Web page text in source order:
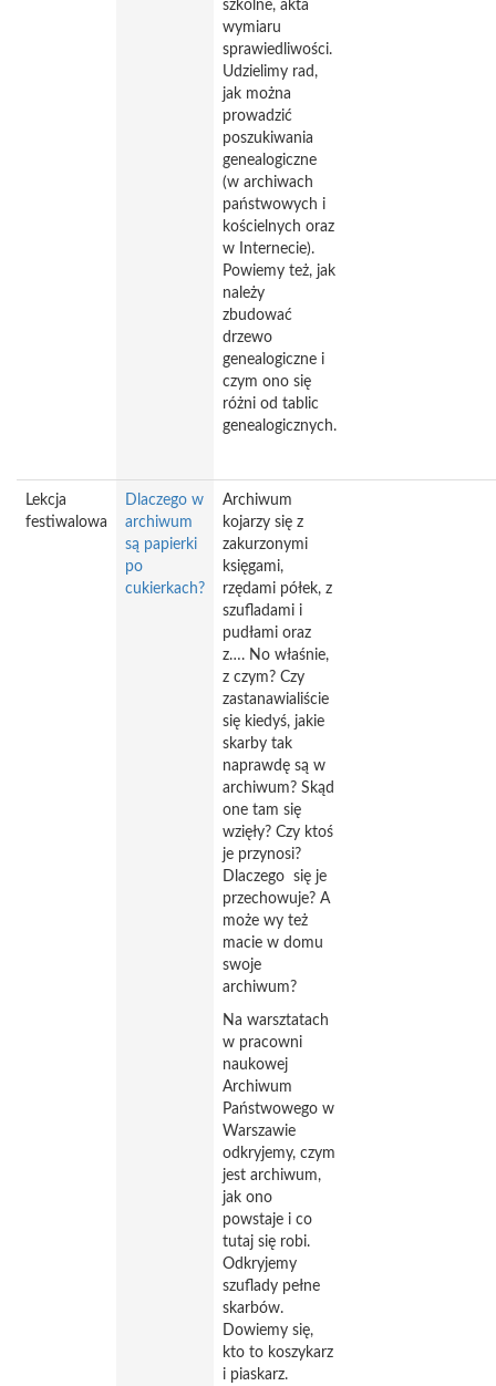
szkolne, akta
wymiaru
sprawiedliwości.
Udzielimy rad,
jak można
prowadzić
poszukiwania
genealogiczne
(w archiwach
państwowych i
kościelnych oraz
w Internecie).
Powiemy też, jak
należy
zbudować
drzewo
genealogiczne i
czym ono się
różni od tablic
genealogicznych.
Lekcja
festiwalowa
Dlaczego w
archiwum
są papierki
po
cukierkach?
Archiwum
kojarzy się z
zakurzonymi
księgami,
rzędami półek, z
szufladami i
pudłami oraz
z…. No właśnie,
z czym? Czy
zastanawialiście
się kiedyś, jakie
skarby tak
naprawdę są w
archiwum? Skąd
one tam się
wzięły? Czy ktoś
je przynosi?
Dlaczego się je
przechowuje? A
może wy też
macie w domu
swoje
archiwum?
Na warsztatach
w pracowni
naukowej
Archiwum
Państwowego w
Warszawie
odkryjemy, czym
jest archiwum,
jak ono
powstaje i co
tutaj się robi.
Odkryjemy
szuflady pełne
skarbów.
Dowiemy się,
kto to koszykarz
i piaskarz.